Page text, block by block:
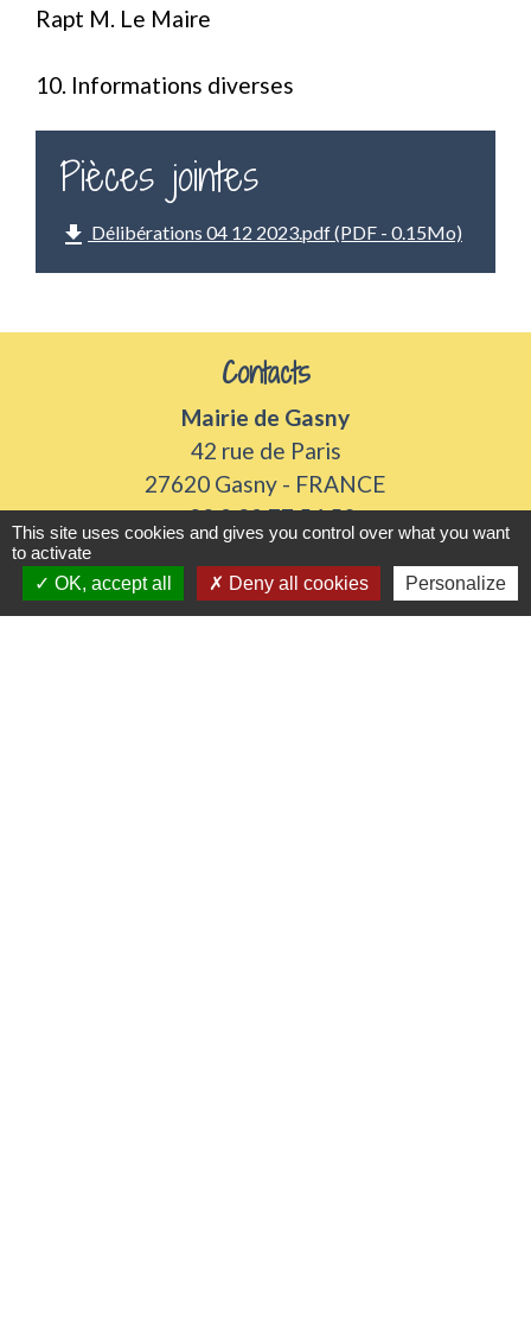
Rapt M. Le Maire
10. Informations diverses
Pièces jointes
file_download Délibérations 04 12 2023.pdf (PDF - 0.15Mo)
Contacts
Mairie de Gasny
42 rue de Paris
27620 Gasny - FRANCE
+33 2 32 77 54 50
Horaires d'ouverture
This site uses cookies and gives you control over what you want
to activate
OK, accept all
Deny all cookies Personalize